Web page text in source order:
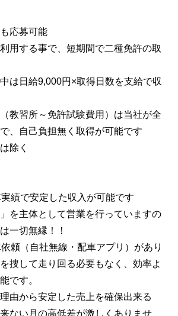
応募可能
用する事で、短期間で二種免許の取
は日給9,000円×取得日数を支給で収
教習所～免許試験費用）は当社が全
、自己負担無く取得が可能です
除く
績で安定した収入が可能です
を主体として営業を行っていますの
一切無縁！！
頼（自社無線・配車アプリ）があり
捜して走り回る必要もなく、効率よ
です。
由から安定した売上を確保出来る
ない月の高低差が激しくありませ